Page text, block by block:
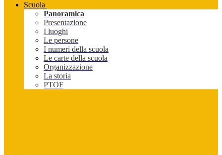
Scuola
Panoramica
Presentazione
I luoghi
Le persone
I numeri della scuola
Le carte della scuola
Organizzazione
La storia
PTOF